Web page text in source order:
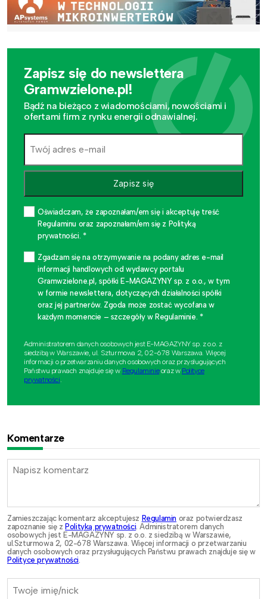
Zapisz się do newslettera
Gramwzielone.pl!
Bądź na bieżąco z wiadomościami, nowościami i
ofertami firm z rynku energii odnawialnej.
Zapisz się
Oświadczam, że zapoznałam/em się i akceptuję treść
Regulaminu oraz zapoznałam/em się z Polityką
prywatności. *
Zgadzam się na otrzymywanie na podany adres e-mail
informacji handlowych od wydawcy portalu
Gramwzielone.pl, spółki E-MAGAZYNY sp. z o.o., w tym
w formie newslettera, dotyczących działalności spółki
oraz jej partnerów. Zgoda może zostać wycofana w
każdym momencie – szczegóły w Regulaminie. *
Administratorem danych osobowych jest E-MAGAZYNY sp. z o.o. z
siedzibą w Warszawie, ul. Szturmowa 2, 02-678 Warszawa. Więcej
informacji o przetwarzaniu danych osobowych oraz przysługujących
Państwu prawach znajduje się w Regulaminieoraz w Polityce
prywatności.
Komentarze
Zamieszczając komentarz akceptujesz Regulamin oraz potwierdzasz
zapoznanie się z Polityką prywatności. Administratorem danych
osobowych jest E-MAGAZYNY sp. z o.o. z siedzibą w Warszawie,
ul.Szturmowa 2, 02-678 Warszawa. Więcej informacji o przetwarzaniu
danych osobowych oraz przysługujących Państwu prawach znajduje się w
Polityce prywatności.